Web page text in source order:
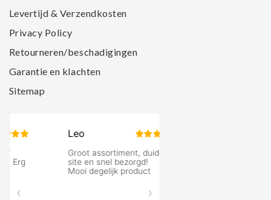
Levertijd & Verzendkosten
Privacy Policy
Retourneren/beschadigingen
Garantie en klachten
Sitemap